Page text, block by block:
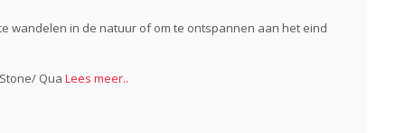
wandelen in de natuur of om te ontspannen aan het eind
Qua Lees meer..